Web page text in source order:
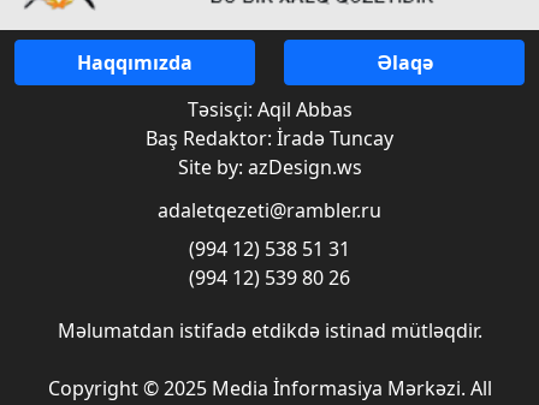
Haqqımızda
Əlaqə
Təsisçi: Aqil Abbas
Baş Redaktor: İradə Tuncay
Site by: azDesign.ws
adaletqezeti@rambler.ru
(994 12) 538 51 31
(994 12) 539 80 26
Məlumatdan istifadə etdikdə istinad mütləqdir.
Copyright © 2025 Media İnformasiya Mərkəzi. All